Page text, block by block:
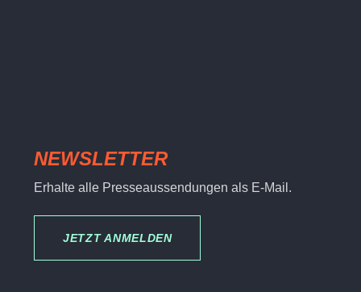
NEWSLETTER
Erhalte alle Presseaussendungen als E-Mail.
JETZT ANMELDEN